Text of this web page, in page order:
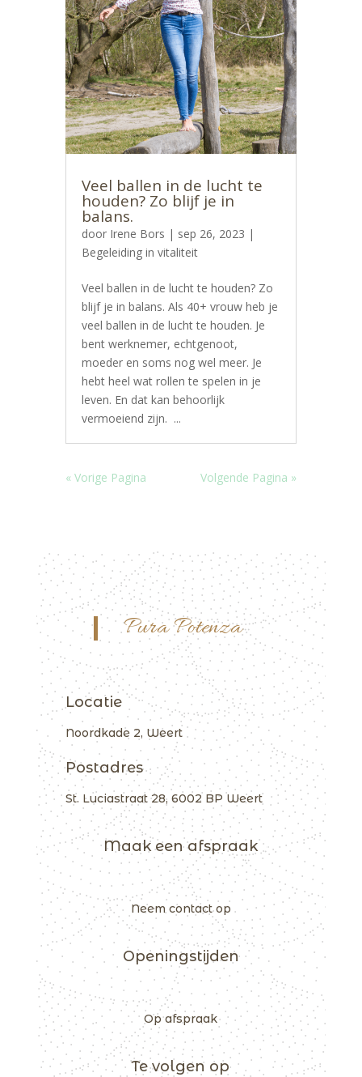
Veel ballen in de lucht te
houden? Zo blijf je in
balans.
door Irene Bors | sep 26, 2023 |
Begeleiding in vitaliteit
Veel ballen in de lucht te houden? Zo
blijf je in balans. Als 40+ vrouw heb je
veel ballen in de lucht te houden. Je
bent werknemer, echtgenoot,
moeder en soms nog wel meer. Je
hebt heel wat rollen te spelen in je
leven. En dat kan behoorlijk
vermoeiend zijn. ...
« Vorige Pagina Volgende Pagina »
Pura Potenza
Locatie
Noordkade 2, Weert
Postadres
St. Luciastraat 28, 6002 BP Weert
Maak een afspraak
Neem contact op
Openingstijden
Op afspraak
Te volgen op